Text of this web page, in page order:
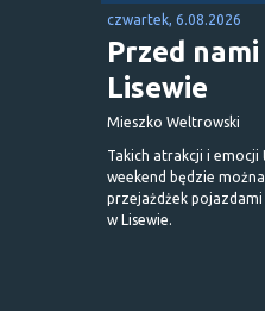
czwartek, 6.08.2026
Przed
Lisewie
Mieszko Weltrowski
Takich atrakcji i emocji
weekend będzie
przejażdżek
w Lisewie.